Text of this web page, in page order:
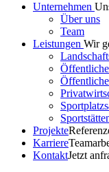
Unternehmen
Über uns
Team
Leistungen Wir
Projekte
Karriere
KontaktJetzt